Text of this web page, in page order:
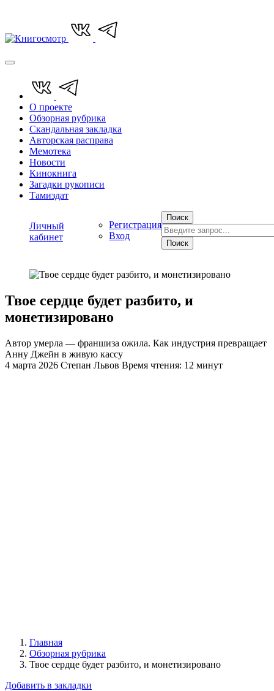
О проекте
Обзорная рубрика
Скандальная закладка
Авторская расправа
Мемотека
Новости
Кинокнига
Загадки рукописи
Тамиздат
Личный
кабинет
Регистрация
Вход
Поиск
Поиск
Твое сердце будет разбито, и
монетизировано
Автор умерла — франшиза ожила. Как индустрия превращает
Анну Джейн в живую кассу
4 марта 2026 Степан Львов Время чтения: 12 минут
Главная
Обзорная рубрика
Твое сердце будет разбито, и монетизировано
Добавить в закладки